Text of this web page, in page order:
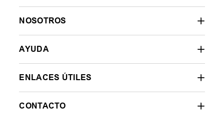
NOSOTROS
AYUDA
ENLACES ÚTILES
CONTACTO